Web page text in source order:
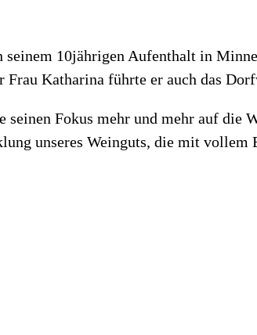
seinem 10jährigen Aufenthalt in
Frau Katharina führte er auch das
seinen Fokus mehr und mehr auf die
unseres Weinguts, die mit vollem